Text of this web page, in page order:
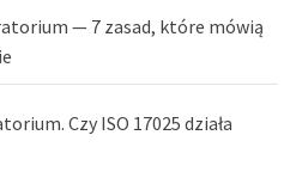
— 7 zasad, które mówią
Czy ISO 17025 działa